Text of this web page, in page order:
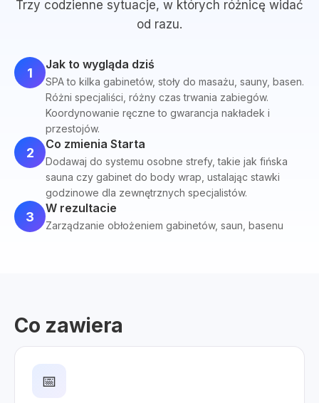
Trzy codzienne sytuacje, w których różnicę widać
od razu.
1
Jak to wygląda dziś
SPA to kilka gabinetów, stoły do masażu, sauny, basen.
Różni specjaliści, różny czas trwania zabiegów.
Koordynowanie ręczne to gwarancja nakładek i
przestojów.
2
Co zmienia Starta
Dodawaj do systemu osobne strefy, takie jak fińska
sauna czy gabinet do body wrap, ustalając stawki
godzinowe dla zewnętrznych specjalistów.
3
W rezultacie
Zarządzanie obłożeniem gabinetów, saun, basenu
Co zawiera
📅